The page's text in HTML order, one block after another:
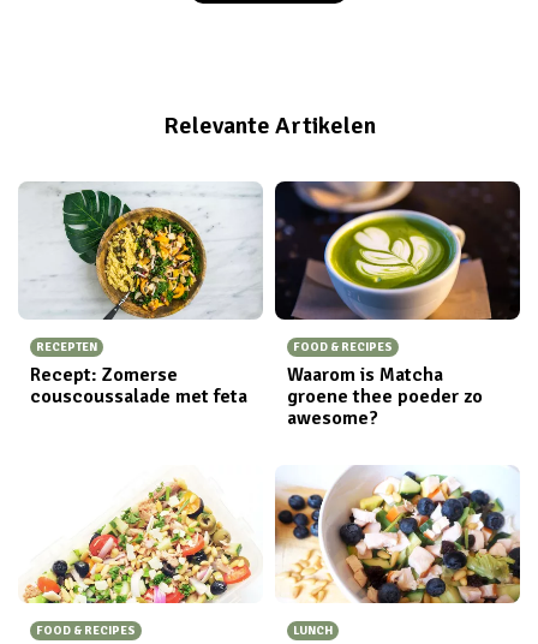
Relevante Artikelen
RECEPTEN
Recept: Zomerse
couscoussalade met feta
FOOD & RECIPES
Waarom is Matcha
groene thee poeder zo
awesome?
FOOD & RECIPES LUNCH